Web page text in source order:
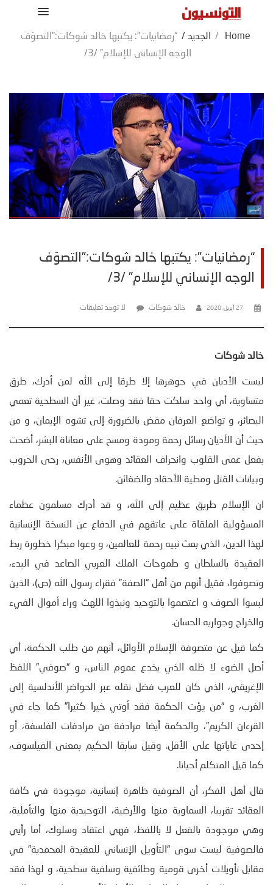
Home
/ الجديد / “رمضانيات”: يكتبها خالد شوكات:”التصوّف
الوجه الإنساني للإسلام” /3/
“رمضانيات”: يكتبها خالد شوكات:”التصوّف
الوجه الإنساني للإسلام” /3/
27 أبريل، 2020 خالد شوكات لا توجد تعليقات
خالد شوكات
ليست الأديان في جوهرها إلا طرقا إلى الله لمن أدرك، طرق
متساوية، أي واحد سلكت حقا فقد وصلت، غير أن السطحية تعمي
البصائر، و تواضع العرفان مفض بالضرورة إلى تشوه الإيمان، و من
حيث أن الأديان رسائل رحمة ومودة ومسح على معاناة البشر، أضحت
بفعل عمى القلوب وانحراف العقائد وهوى الأنفس، رحى الحروب
وبيانات القتل ومطية الأحقاد والضغائن.
ان الإسلام طريق عظيم إلى الله، و قد أدرك مسلمون عظماء
المسؤولية الملقاة على عاتقهم في الدفاع عن النسخة الإنسانية
لهذا الدين، الذي بعث نبيه رحمة للعالمين، و وعوا مبكرا خطورة ربط
العقيدة بالسلطان و طموحات الملك العربي الصاعد في البدء،
وتصوفوا، فقيل أنهم من أهل “الصفة” فقراء رسول الله (ص)، الذين
لبسوا الصوف و اعتصموا بالتوحيد ونبذوا اللهث وراء أموال الفيء
والخراج وجواريه الحسان.
كما قيل عن متصوفة الإسلام الأوائل، أنهم من طلب الحكمة، أي
أصل الضوء لا ظله الذي يخدع عموم الناس، و “صوفي” اللفظ
الإغريقي، الذي كان للعرب فضل نقله عبر الحواضر الأندلسية إلى
الغرب، و “من يؤت الحكمة فقد أوتي خيرا كثيرا” كما جاء في
القرءان الكريم”، والحكمة أيضا مرادفة من مرادفات الفلسفة، أو
إحدى غاياتها على الأقل. وقيل سابقا الحكيم بمعنى الفيلسوف،
كما قيل المتكلم أحيانا.
قال أهل الفكر، أن الصوفية ظاهرة إنسانية، موجودة في كافة
العقائد تقريبا، السماوية منها والأرضية، التوحيدية منها والتأملية،
وهي موجودة بالفعل لا باللفظ، فهي اعتقاد وسلوك، أما رأيي
فالصوفية ليست سوى “التأويل الإنساني للعقيدة المحمدية” في
مقابل تأويلات أخرى قومية وطائفية وسلفية سطحية، و لهذا فقد